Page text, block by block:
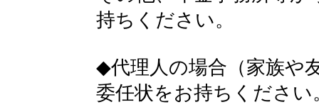
持ちください。
◆代理人の場合（家族や
委任状をお持ちくださ